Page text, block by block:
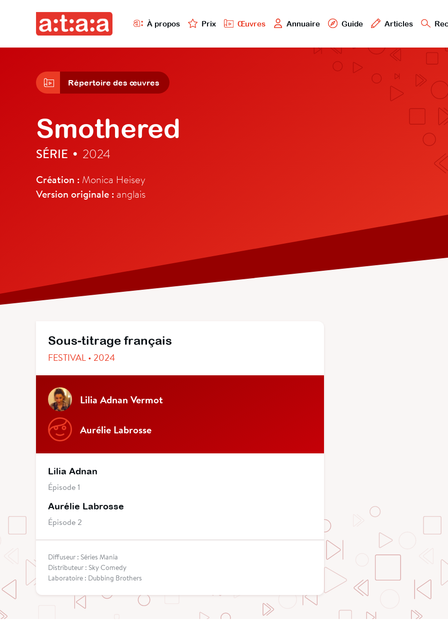
À propos Prix Œuvres Annuaire Guide Articles
Répertoire des œuvres
Smothered
SÉRIE • 2024
Création : Monica Heisey
Version originale : anglais
Sous-titrage français
FESTIVAL • 2024
Lilia Adnan Vermot
Aurélie Labrosse
Lilia Adnan
Épisode 1
Aurélie Labrosse
Épisode 2
Diffuseur : Séries Mania
Distributeur : Sky Comedy
Laboratoire : Dubbing Brothers